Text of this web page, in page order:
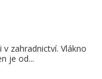
zahradnictví. Vlákno
je od...